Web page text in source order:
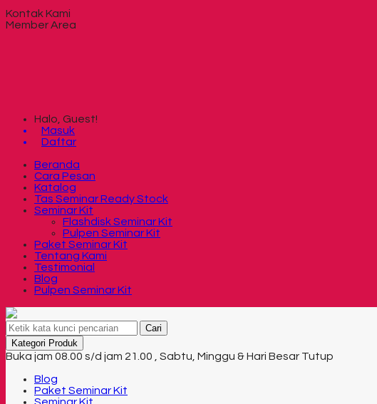
Kontak Kami
Member Area
Halo, Guest!
Masuk
Daftar
Beranda
Cara Pesan
Katalog
Tas Seminar Ready Stock
Seminar Kit
Flashdisk Seminar Kit
Pulpen Seminar Kit
Paket Seminar Kit
Tentang Kami
Testimonial
Blog
Pulpen Seminar Kit
Cari
Kategori Produk
Buka jam 08.00 s/d jam 21.00 , Sabtu, Minggu & Hari Besar Tutup
Blog
Paket Seminar Kit